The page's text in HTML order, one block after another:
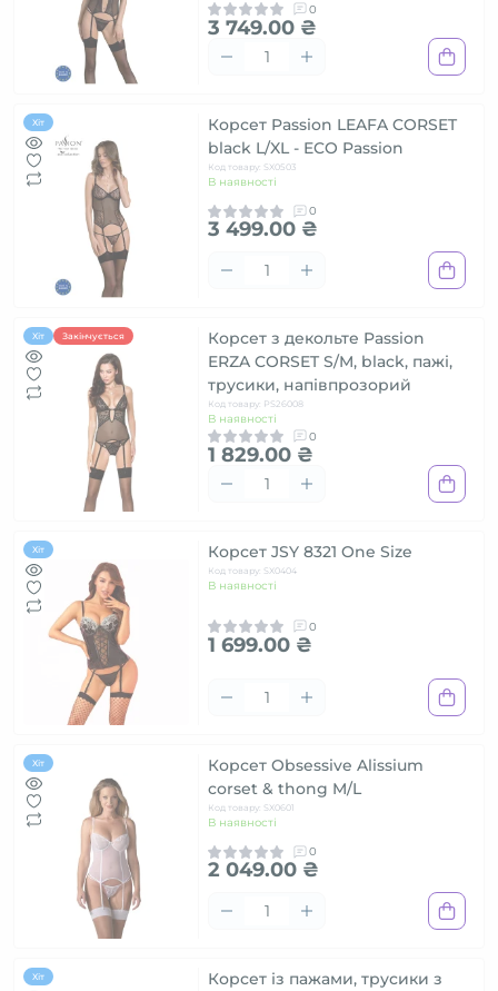
0
3 749.00 ₴
Хіт
Корсет Passion LEAFA CORSET
black L/XL - ECO Passion
Код товару: SX0503
В наявності
0
3 499.00 ₴
Хіт Закінчується
Корсет з декольте Passion
ERZA CORSET S/M, black, пажі,
трусики, напівпрозорий
Код товару: PS26008
В наявності
0
1 829.00 ₴
Хіт Корсет JSY 8321 One Size
Код товару: SX0404
В наявності
0
1 699.00 ₴
Хіт
Корсет Obsessive Alissium
corset & thong M/L
Код товару: SX0601
В наявності
0
2 049.00 ₴
Хіт
Корсет із пажами, трусики з